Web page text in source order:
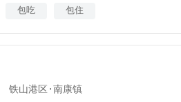
包吃 包住
铁山港区·南康镇